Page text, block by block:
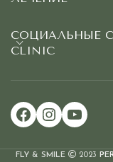
СОЦИАЛЬНЫЕ
CLINIC
Facebook
Instagram
FLY & SMILE 2023